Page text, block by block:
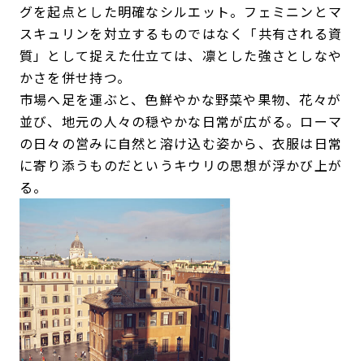
グを起点とした明確なシルエット。フェミニンとマ
スキュリンを対立するものではなく「共有される資
質」として捉えた仕立ては、凛とした強さとしなや
かさを併せ持つ。
市場へ足を運ぶと、色鮮やかな野菜や果物、花々が
並び、地元の人々の穏やかな日常が広がる。ローマ
の日々の営みに自然と溶け込む姿から、衣服は日常
に寄り添うものだというキウリの思想が浮かび上が
る。